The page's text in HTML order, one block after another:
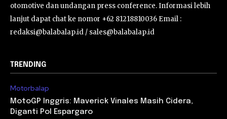
otomotive dan undangan press conference. Informasi lebih
lanjut dapat chat ke nomor +62 81218810036 Email :
redaksi@balabalap.id / sales@balabalap.id
TRENDING
Motorbalap
MotoGP Inggris: Maverick Vinales Masih Cidera,
Diganti Pol Espargaro